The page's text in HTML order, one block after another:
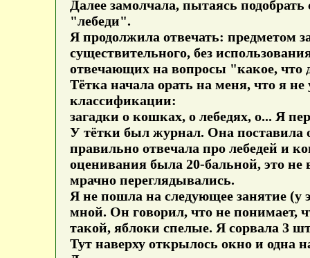
Далее замолчала, пытаясь
"лебеди".
Я продолжила отвечать: предметом
существительного, без
отвечающих на вопросы "какое, что
Тётка начала орать на меня, что я
классификации:
загадки о кошках, о лебедях, о... Я
У тётки был журнал. Она поставила
правильно отвечала про лебедей и
оценивания была 20-бальной, это
мрачно переглядывались.
Я не пошла на следующее занятие (у
мной. Он говорил, что не понимает,
такой, яблоки спелые. Я сорвала 3
Тут наверху открылось окно и одна